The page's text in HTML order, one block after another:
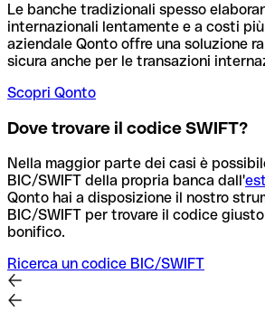
Le banche tradizionali spesso
internazionali lentamente e a costi
aziendale Qonto offre una soluzione
sicura anche per le transazioni
Scopri Qonto
Dove trovare il codice SWIFT?
Nella maggior parte dei casi è
BIC/SWIFT della propria banca dall'
Qonto hai a disposizione il nostro
BIC/SWIFT per trovare il codice
bonifico.
Ricerca un codice BIC/SWIFT